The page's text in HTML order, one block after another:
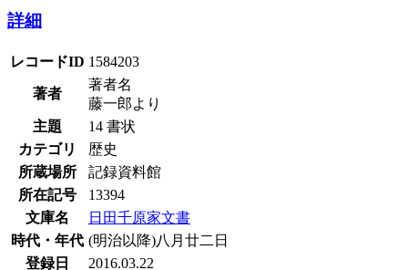
詳細
レコードID 1584203
著者
著者名
藤一郎より
主題
14 書状
カテゴリ
歴史
所蔵場所
記録資料館
所在記号
13394
文庫名
日田千原家文書
時代・年代 (明治以降)八月廿二日
登録日
2016.03.22